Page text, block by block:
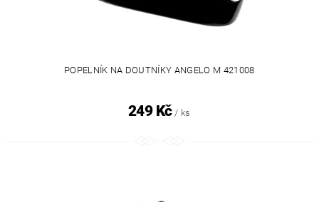
POPELNÍK NA DOUTNÍKY ANGELO M 421008
249 Kč / ks